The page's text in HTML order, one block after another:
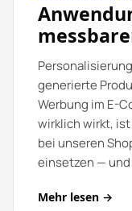
generierte
Werbung im E-
wirklich wirkt,
bei unseren
einsetzen —
Mehr lesen →